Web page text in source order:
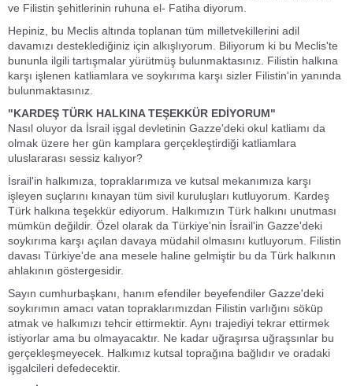
ve Filistin şehitlerinin ruhuna el- Fatiha diyorum.
Hepiniz, bu Meclis altında toplanan tüm milletvekillerini adil
davamızı desteklediğiniz için alkışlıyorum. Biliyorum ki bu Meclis'te
bununla ilgili tartışmalar yürütmüş bulunmaktasınız. Filistin halkına
karşı işlenen katliamlara ve soykırıma karşı sizler Filistin'in yanında
bulunmaktasınız.
"KARDEŞ TÜRK HALKINA TEŞEKKÜR EDİYORUM"
Nasıl oluyor da İsrail işgal devletinin Gazze'deki okul katliamı da
olmak üzere her gün kamplara gerçekleştirdiği katliamlara
uluslararası sessiz kalıyor?
İsrail'in halkımıza, topraklarımıza ve kutsal mekanımıza karşı
işleyen suçlarını kınayan tüm sivil kuruluşları kutluyorum. Kardeş
Türk halkına teşekkür ediyorum. Halkımızın Türk halkını unutması
mümkün değildir. Özel olarak da Türkiye'nin İsrail'in Gazze'deki
soykırıma karşı açılan davaya müdahil olmasını kutluyorum. Filistin
davası Türkiye'de ana mesele haline gelmiştir bu da Türk halkının
ahlakının göstergesidir.
Sayın cumhurbaşkanı, hanım efendiler beyefendiler Gazze'deki
soykırımın amacı vatan topraklarımızdan Filistin varlığını söküp
atmak ve halkımızı tehcir ettirmektir. Aynı trajediyi tekrar ettirmek
istiyorlar ama bu olmayacaktır. Ne kadar uğraşırsa uğraşsınlar bu
gerçekleşmeyecek. Halkımız kutsal toprağına bağlıdır ve oradaki
işgalcileri defedecektir.